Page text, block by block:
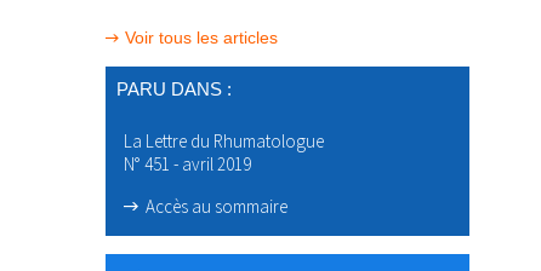
Voir tous les articles
PARU DANS :
La Lettre du Rhumatologue
N° 451 - avril 2019
Accès au sommaire